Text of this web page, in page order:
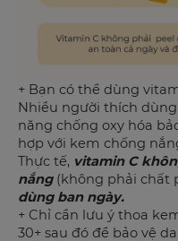
+ Bạn có thể dùng
Nhiều người thích
năng chống oxy hóa
hợp với kem chống
Thực tế, vitamin C
nắng(không phải chất
dùng ban ngày.
+ Chỉ cần lưu ý thoa
30+ sau đó để bảo vệ